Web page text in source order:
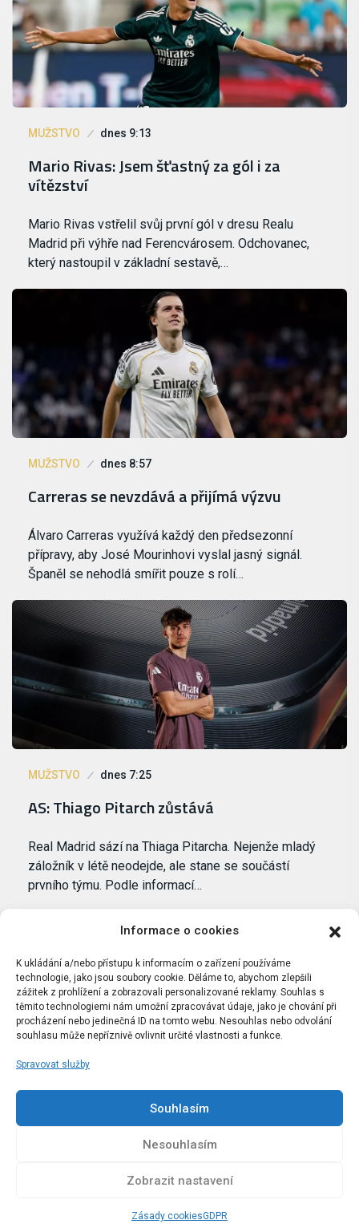
Informace o cookies
K ukládání a/nebo přístupu k informacím o zařízení používáme
technologie, jako jsou soubory cookie. Děláme to, abychom zlepšili
zážitek z prohlížení a zobrazovali personalizované reklamy. Souhlas s
těmito technologiemi nám umožní zpracovávat údaje, jako je chování při
procházení nebo jedinečná ID na tomto webu. Nesouhlas nebo odvolání
souhlasu může nepříznivě ovlivnit určité vlastnosti a funkce.
Spravovat služby
Souhlasím
Nesouhlasím
Zobrazit nastavení
Zásady cookiesGDPR
MUŽSTVO dnes 9:13
Mario Rivas: Jsem šťastný za gól i za
vítězství
Mario Rivas vstřelil svůj první gól v dresu Realu
Madrid při výhře nad Ferencvárosem. Odchovanec,
který nastoupil v základní sestavě,…
MUŽSTVO dnes 8:57
Carreras se nevzdává a přijímá výzvu
Álvaro Carreras využívá každý den předsezonní
přípravy, aby José Mourinhovi vyslal jasný signál.
Španěl se nehodlá smířit pouze s rolí…
MUŽSTVO dnes 7:25
AS: Thiago Pitarch zůstává
Real Madrid sází na Thiaga Pitarcha. Nejenže mladý
záložník v létě neodejde, ale stane se součástí
prvního týmu. Podle informací…